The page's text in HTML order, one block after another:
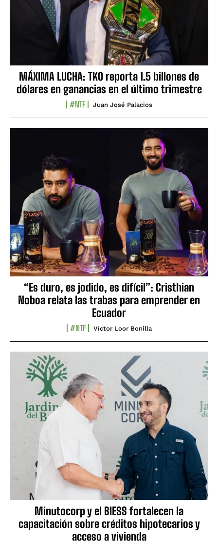
MÁXIMA LUCHA: TKO reporta 1.5 billones de
dólares en ganancias en el último trimestre
#NTF Juan José Palacios
“Es duro, es jodido, es difícil”: Cristhian
Noboa relata las trabas para emprender en
Ecuador
#NTF Víctor Loor Bonilla
Minutocorp y el BIESS fortalecen la
capacitación sobre créditos hipotecarios y
acceso a vivienda